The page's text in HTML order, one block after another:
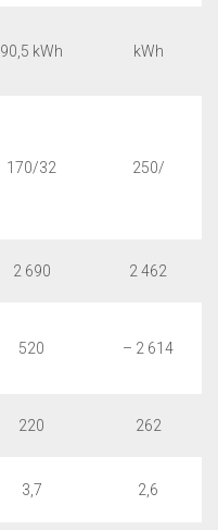
90,5 kWh kWh
170/32 250/
2 690 2 462
520 – 2 614
220 262
3,7 2,6